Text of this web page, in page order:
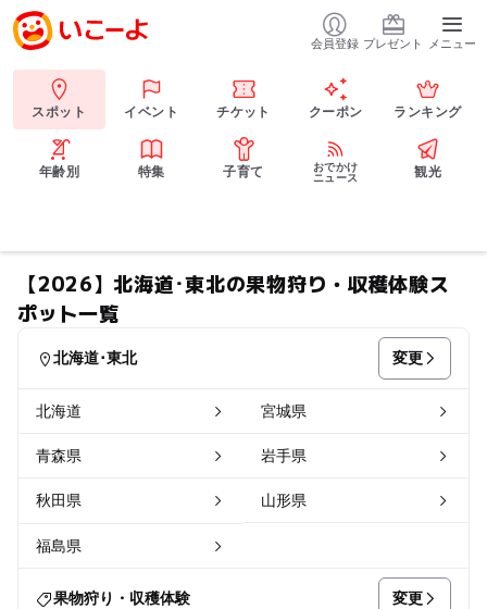
会員登録 プレゼント メニュー
スポット イベント チケット クーポン ランキング
年齢別 特集 子育て
おでかけ
ニュース
観光
【2026】北海道･東北の果物狩り・収穫体験ス
ポット一覧
北海道･東北 変更
北海道 宮城県
青森県 岩手県
秋田県 山形県
福島県
果物狩り・収穫体験 変更